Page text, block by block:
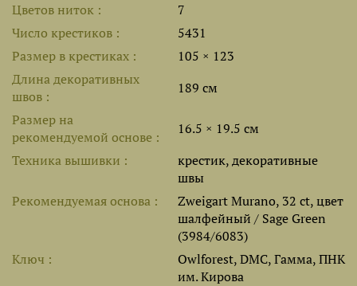
Цветов ниток
7
Число крестиков
5431
Размер в крестиках
105 × 123
Длина декоративных
швов
189 см
Размер на
рекомендуемой основе
16.5 × 19.5 см
Техника вышивки
крестик, декоративные
швы
Рекомендуемая основа
Zweigart Murano, 32 ct, цвет
шалфейный / Sage Green
(3984/6083)
Ключ
Owlforest, DMC, Гамма, ПНК
им. Кирова